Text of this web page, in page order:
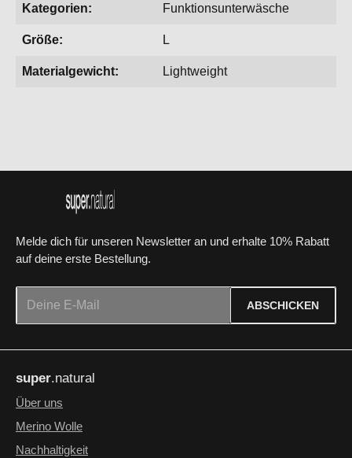
Kategorien: Funktionsunterwäsche
Größe: L
Materialgewicht: Lightweight
Melde dich für unseren Newsletter an und erhalte 10% Rabatt
auf deine erste Bestellung.
ABSCHICKEN
genommen und die
einverstanden.
Die mit einem Stern (*) markierten Felder sind Pflichtfelder.
super.natural
Über uns
Merino Wolle
Nachhaltigkeit